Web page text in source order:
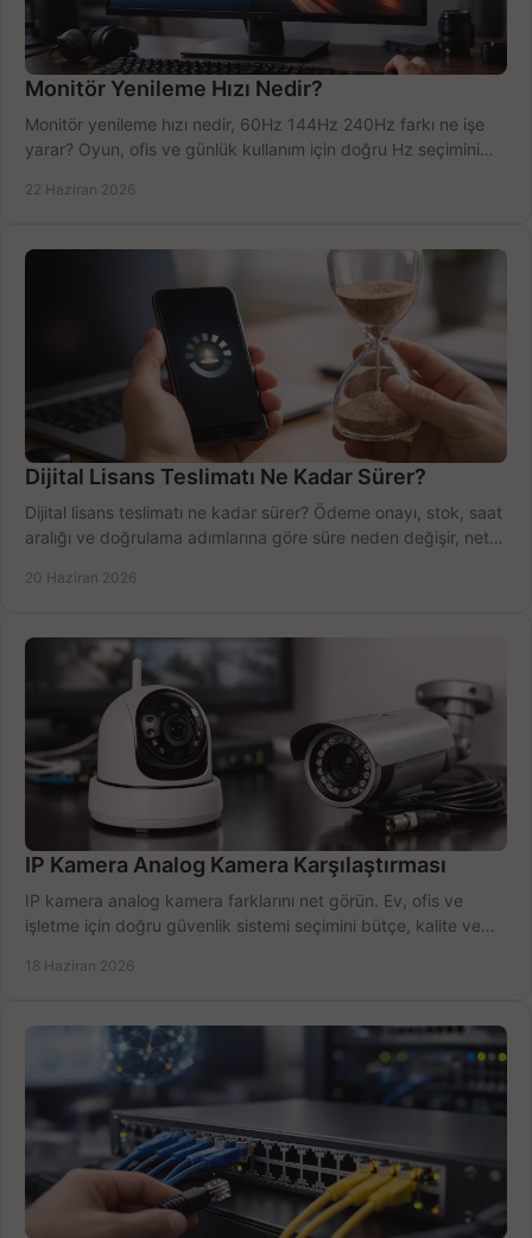
Monitör Yenileme Hızı Nedir?
Monitör yenileme hızı nedir, 60Hz 144Hz 240Hz farkı ne işe
yarar? Oyun, ofis ve günlük kullanım için doğru Hz seçimini
22 Haziran 2026
Dijital Lisans Teslimatı Ne Kadar Sürer?
Dijital lisans teslimatı ne kadar sürer? Ödeme onayı, stok, saat
aralığı ve doğrulama adımlarına göre süre neden değişir, net
20 Haziran 2026
IP Kamera Analog Kamera Karşılaştırması
IP kamera analog kamera farklarını net görün. Ev, ofis ve
işletme için doğru güvenlik sistemi seçimini bütçe, kalite ve
18 Haziran 2026